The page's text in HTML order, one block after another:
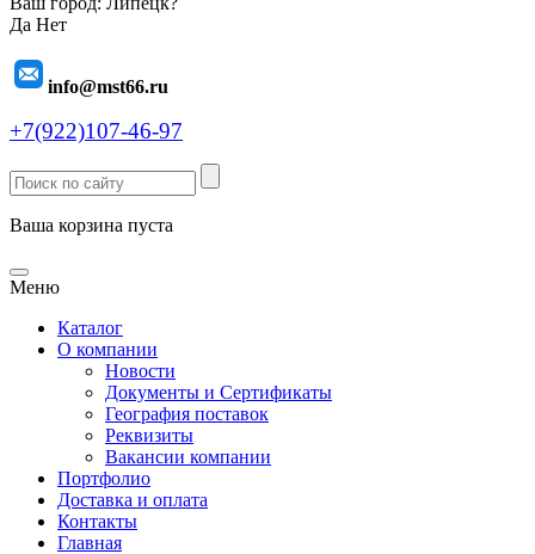
Да Нет
info@mst66.ru
+7(922)107-46-97
Ваша корзина пуста
Меню
Каталог
О компании
Новости
Документы и Сертификаты
География поставок
Реквизиты
Вакансии компании
Портфолио
Доставка и оплата
Контакты
Главная